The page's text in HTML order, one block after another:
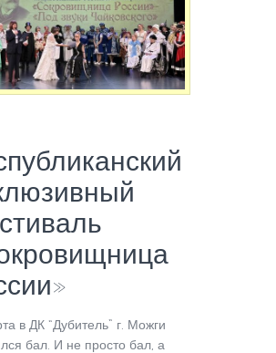
в ДК “Дубитель” г. Можги
бал. И не просто бал, а